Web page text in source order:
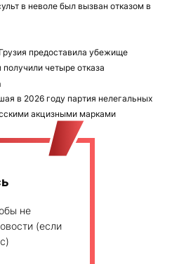
в неволе был вызван отказом в
предоставила убежище
четыре отказа
в 2026 году партия нелегальных
акцизными марками
не
(если